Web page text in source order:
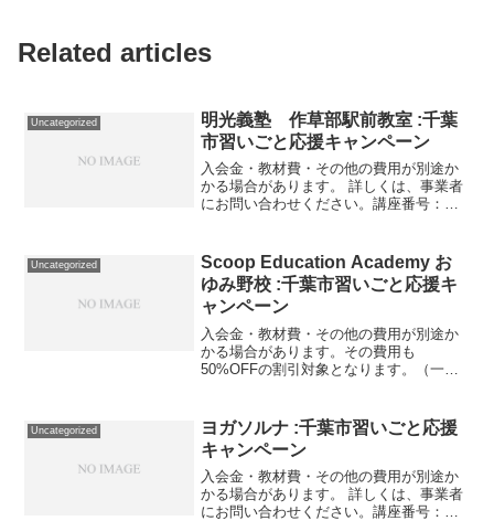
Related articles
Uncategorized
明光義塾 作草部駅前教室 :千葉
市習いごと応援キャンペーン
入会金・教材費・その他の費用が別途か
かる場合があります。 詳しくは、事業者
にお問い合わせください。講座番号：
（週1回）／1コマ45分／小1～...
Uncategorized
Scoop Education Academy お
ゆみ野校 :千葉市習いごと応援キ
ャンペーン
入会金・教材費・その他の費用が別途か
かる場合があります。その費用も
50%OFFの割引対象となります。（一部
03-01事業者提供価格29,700円▶14,850円
利用...
Uncategorized
ヨガソルナ :千葉市習いごと応援
キャンペーン
入会金・教材費・その他の費用が別途か
かる場合があります。 詳しくは、事業者
にお問い合わせください。講座番号：